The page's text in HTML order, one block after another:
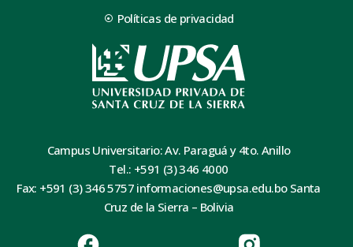
Políticas de privacidad
Campus Universitario: Av. Paraguá y 4to. Anillo
Tel.: +591 (3) 346 4000
Fax: +591 (3) 346 5757 informaciones@upsa.edu.bo Santa
Cruz de la Sierra – Bolivia